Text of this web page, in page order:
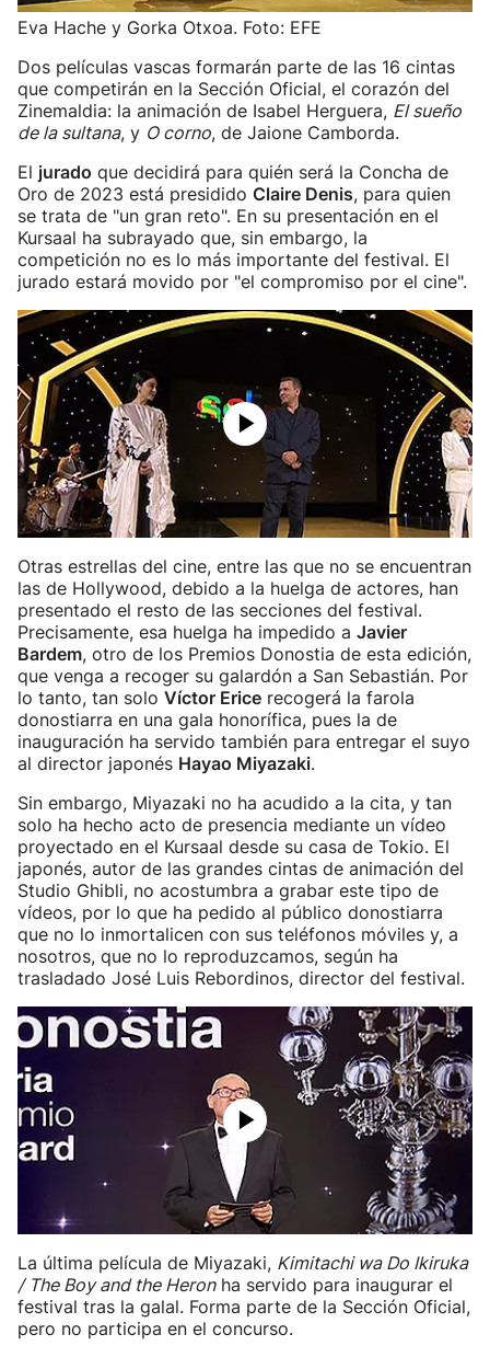
Eva Hache y Gorka Otxoa. Foto: EFE
Dos películas vascas formarán parte de las 16 cintas
que competirán en la Sección Oficial, el corazón del
Zinemaldia: la animación de Isabel Herguera, El sueño
de la sultana, y O corno, de Jaione Camborda.
El jurado que decidirá para quién será la Concha de
Oro de 2023 está presidido Claire Denis, para quien
se trata de "un gran reto". En su presentación en el
Kursaal ha subrayado que, sin embargo, la
competición no es lo más importante del festival. El
jurado estará movido por "el compromiso por el cine".
Otras estrellas del cine, entre las que no se encuentran
las de Hollywood, debido a la huelga de actores, han
presentado el resto de las secciones del festival.
Precisamente, esa huelga ha impedido a Javier
Bardem, otro de los Premios Donostia de esta edición,
que venga a recoger su galardón a San Sebastián. Por
lo tanto, tan solo Víctor Erice recogerá la farola
donostiarra en una gala honorífica, pues la de
inauguración ha servido también para entregar el suyo
al director japonés Hayao Miyazaki.
Sin embargo, Miyazaki no ha acudido a la cita, y tan
solo ha hecho acto de presencia mediante un vídeo
proyectado en el Kursaal desde su casa de Tokio. El
japonés, autor de las grandes cintas de animación del
Studio Ghibli, no acostumbra a grabar este tipo de
vídeos, por lo que ha pedido al público donostiarra
que no lo inmortalicen con sus teléfonos móviles y, a
nosotros, que no lo reproduzcamos, según ha
trasladado José Luis Rebordinos, director del festival.
La última película de Miyazaki, Kimitachi wa Do Ikiruka
/ The Boy and the Heronha servido para inaugurar el
festival tras la galal. Forma parte de la Sección Oficial,
pero no participa en el concurso.